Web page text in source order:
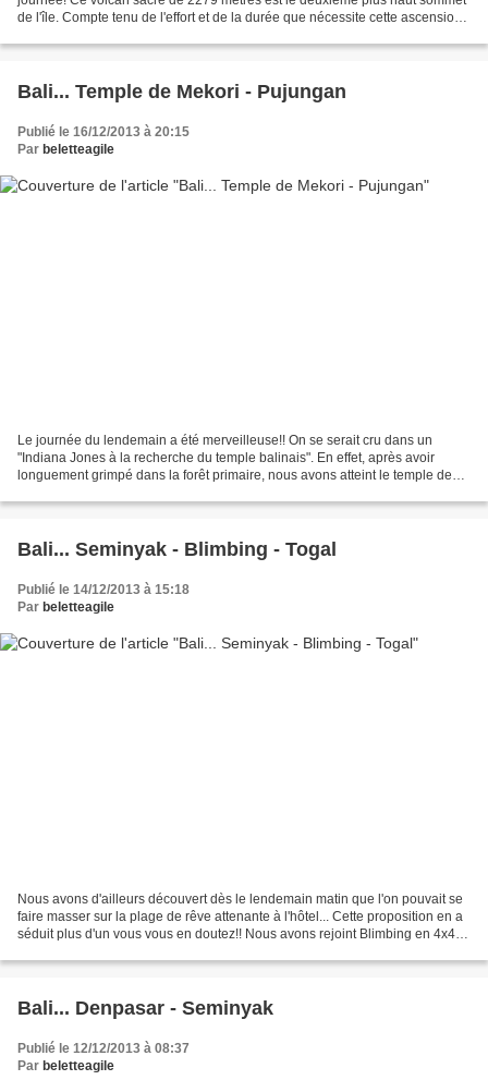
de l'île. Compte tenu de l'effort et de la durée que nécessite cette ascension
Bali... Temple de Mekori - Pujungan
Publié le 16/12/2013 à 20:15
Par beletteagile
Le journée du lendemain a été merveilleuse!! On se serait cru dans un
"Indiana Jones à la recherche du temple balinais". En effet, après avoir
longuement grimpé dans la forêt primaire, nous avons atteint le temple de
Bali... Seminyak - Blimbing - Togal
Publié le 14/12/2013 à 15:18
Par beletteagile
Nous avons d'ailleurs découvert dès le lendemain matin que l'on pouvait se
faire masser sur la plage de rêve attenante à l'hôtel... Cette proposition en a
séduit plus d'un vous vous en doutez!! Nous avons rejoint Blimbing en 4x4
Bali... Denpasar - Seminyak
Publié le 12/12/2013 à 08:37
Par beletteagile